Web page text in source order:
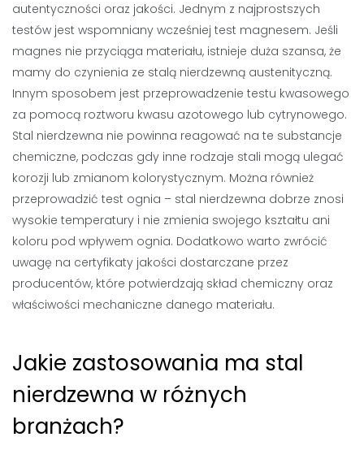
autentyczności oraz jakości. Jednym z najprostszych
testów jest wspomniany wcześniej test magnesem. Jeśli
magnes nie przyciąga materiału, istnieje duża szansa, że
mamy do czynienia ze stalą nierdzewną austenityczną.
Innym sposobem jest przeprowadzenie testu kwasowego
za pomocą roztworu kwasu azotowego lub cytrynowego.
Stal nierdzewna nie powinna reagować na te substancje
chemiczne, podczas gdy inne rodzaje stali mogą ulegać
korozji lub zmianom kolorystycznym. Można również
przeprowadzić test ognia – stal nierdzewna dobrze znosi
wysokie temperatury i nie zmienia swojego kształtu ani
koloru pod wpływem ognia. Dodatkowo warto zwrócić
uwagę na certyfikaty jakości dostarczane przez
producentów, które potwierdzają skład chemiczny oraz
właściwości mechaniczne danego materiału.
Jakie zastosowania ma stal
nierdzewna w różnych
branżach?